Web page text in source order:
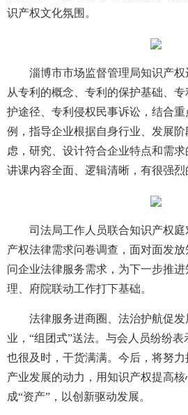
识产权文化氛围。
淄博市市场监督管理局知识产权
从专利的概念、专利的保护基础、
护途径、专利侵权民事诉讼，结合
例，指导企业根据自身行业、发展
虑，研究、设计符合企业特点和需求
讲课内容全面、逻辑清晰，有很强烈
司法局工作人员联合知识产权庭
产权法律需求问卷调查，面对面发
问企业法律服务需求，为下一步推
理、府院联动工作打下基础。
法律服务进商圈、法治护航促发
业，“组团式”送法。与会人员纷纷
也很及时，干货满满。今后，将努
产业发展的动力，用知识产权提高
成“资产”，以创新驱动发展。